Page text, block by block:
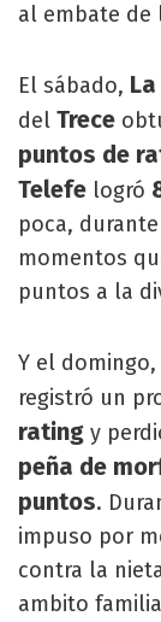
al embate de
El sábado,
del Trece
puntos de
Telefe logró
poca,
momentos
puntos a la
Y el domingo,
registró un
rating y
peña de
puntos.
impuso por
contra la
ambito